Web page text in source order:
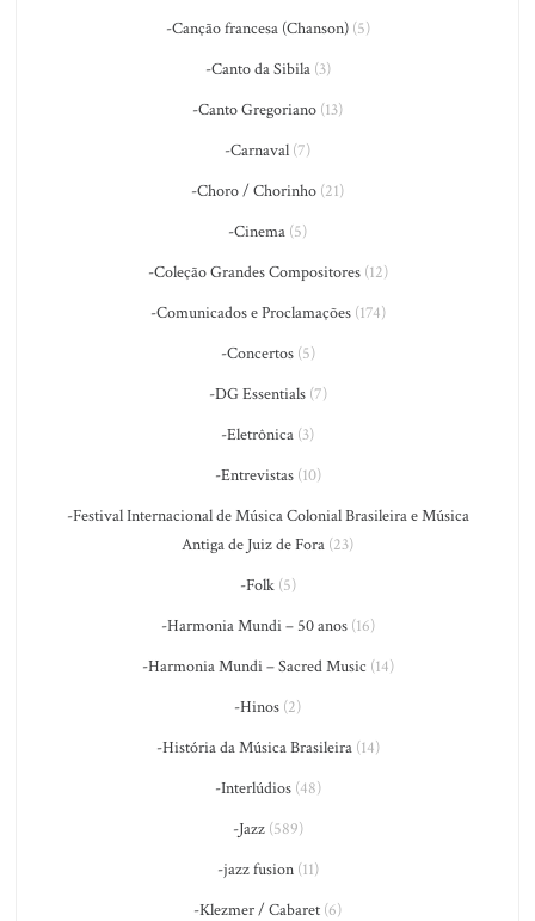
-Canção francesa (Chanson)(5)
-Canto da Sibila(3)
-Canto Gregoriano (13)
-Carnaval (7)
-Choro / Chorinho (21)
-Cinema (5)
-Coleção Grandes Compositores(12)
-Comunicados e Proclamações(174)
-Concertos(5)
-DG Essentials(7)
-Eletrônica (3)
-Entrevistas(10)
-Festival Internacional de Música Colonial Brasileira e Música
Antiga de Juiz de Fora (23)
-Folk(5)
-Harmonia Mundi – 50 anos(16)
-Harmonia Mundi – Sacred Music (14)
-Hinos (2)
-História da Música Brasileira(14)
-Interlúdios(48)
-Jazz(589)
-jazz fusion(11)
-Klezmer / Cabaret (6)